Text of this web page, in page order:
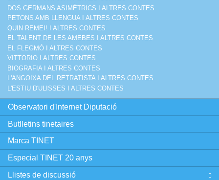
DOS GERMANS ASIMÈTRICS I ALTRES CONTES
PETONS AMB LLENGUA I ALTRES CONTES
QUIN REMEI! I ALTRES CONTES
EL TALENT DE LES AMEBES I ALTRES CONTES
EL FLEGMÓ I ALTRES CONTES
VITTORIO I ALTRES CONTES
BIOGRAFIA I ALTRES CONTES
L'ANGOIXA DEL RETRATISTA I ALTRES CONTES
L'ESTIU D'ULISSES I ALTRES CONTES
Observatori d'Internet Diputació
Butlletins tinetaires
Marca TINET
Especial TINET 20 anys
Llistes de discussió